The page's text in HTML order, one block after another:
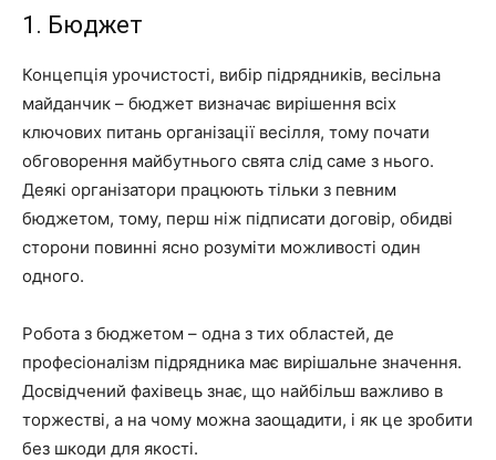
1. Бюджет
Концепція урочистості, вибір підрядників, весільна
майданчик – бюджет визначає вирішення всіх
ключових питань організації весілля, тому почати
обговорення майбутнього свята слід саме з нього.
Деякі організатори працюють тільки з певним
бюджетом, тому, перш ніж підписати договір, обидві
сторони повинні ясно розуміти можливості один
одного.
Робота з бюджетом – одна з тих областей, де
професіоналізм підрядника має вирішальне значення.
Досвідчений фахівець знає, що найбільш важливо в
торжестві, а на чому можна заощадити, і як це зробити
без шкоди для якості.